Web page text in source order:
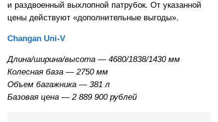
и раздвоенный выхлопной патрубок. От указанной
цены действуют «дополнительные выгоды».
Changan Uni-V
Длина/ширина/высота — 4680/1838/1430 мм
Колесная база — 2750 мм
Объем багажника — 381 л
Базовая цена — 2 889 900 рублей